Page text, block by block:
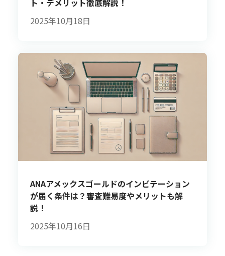
ト・デメリット徹底解説！
2025年10月18日
ANAアメックスゴールドのインビテーション
が届く条件は？審査難易度やメリットも解
説！
2025年10月16日